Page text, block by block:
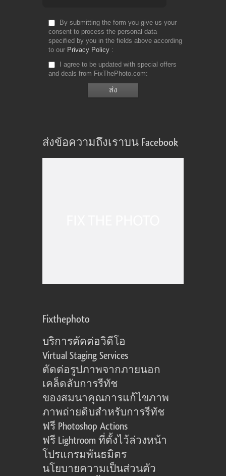
By submitting the form you give us your
consent to process the personal data
specified by you in the fields above according
to our Privacy Policy
I agree to be updated with special offers
and deals from FixThePhoto.com
ส่งข้อความถึงเราบน Facebook
Fixthephoto
บริการตัดต่อวิดีโอ
Virtual Staging Services
ตัดต่อรูปภาพจากภายนอก
เคล็ดลับการรีทัช
ของสมนาคุณการแก้ไขภาพ
ภาพถ่ายดิบสำหรับการรีทัช
ฟรี Photoshop Actions
ฟรี Lightroom ที่ตั้งไว้ล่วงหน้า
โปรแกรมพันธมิตร
นโยบายความเป็นส่วนตัว